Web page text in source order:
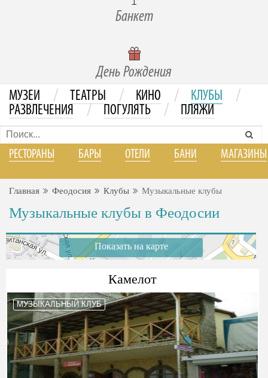
Банкет
День Рождения
МУЗЕИ / ТЕАТРЫ / КИНО / КЛУБЫ /
РАЗВЛЕЧЕНИЯ / ПОГУЛЯТЬ / ПЛЯЖИ
РЕСТОРАНЫ БАРЫ ОТЕЛИ БАНИ МАГАЗИНЫ
Главная Феодосия Клубы Музыкальные клубы
Музыкальные клубы в Феодосии
Показать на карте
Камелот
МУЗЫКАЛЬНЫЙ КЛУБ